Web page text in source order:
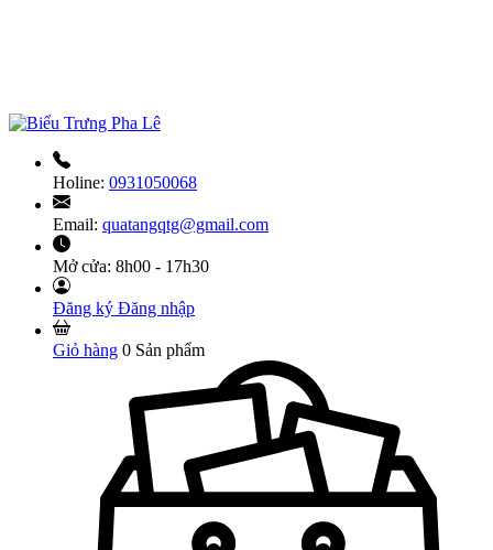
Holine: 0931050068
Email: quatangqtg@gmail.com
Mở cửa: 8h00 - 17h30
Đăng ký Đăng nhập
Giỏ hàng 0 Sản phẩm